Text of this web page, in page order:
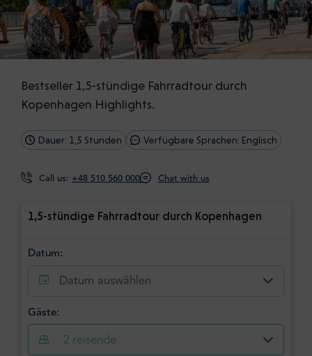
Bestseller 1,5-stündige Fahrradtour durch
Kopenhagen Highlights.
Dauer: 1,5 Stunden Verfügbare Sprachen: Englisch
Call us: +48 510 560 000 Chat with us
1,5-stündige Fahrradtour durch Kopenhagen
Datum:
Datum auswählen
Gäste:
2 reisende